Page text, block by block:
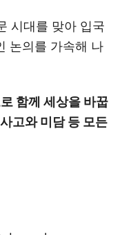
시대를 맞아 입국
논의를 가속해 나
함께 세상을 바꿉
고와 미담 등 모든